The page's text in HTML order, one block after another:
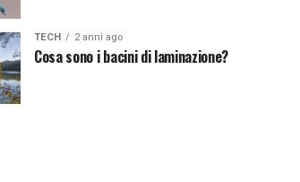
TECH 2 anni ago
Cosa sono i bacini di laminazione?